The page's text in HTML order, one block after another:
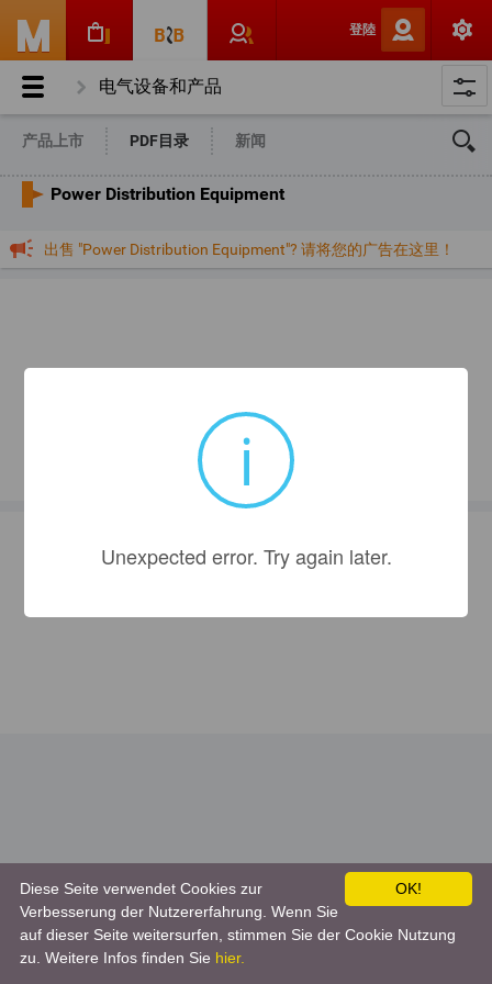
登陸
电气设备和产品
Power Distribution Equipment
产品上市 PDF目录 新闻
Power Distribution Equipment
出售 "Power Distribution Equipment"? 请将您的广告在这里！
i
Unexpected error. Try again later.
OK!
Diese Seite verwendet Cookies zur
Verbesserung der Nutzererfahrung. Wenn Sie
auf dieser Seite weitersurfen, stimmen Sie der Cookie Nutzung
zu. Weitere Infos finden Sie hier.